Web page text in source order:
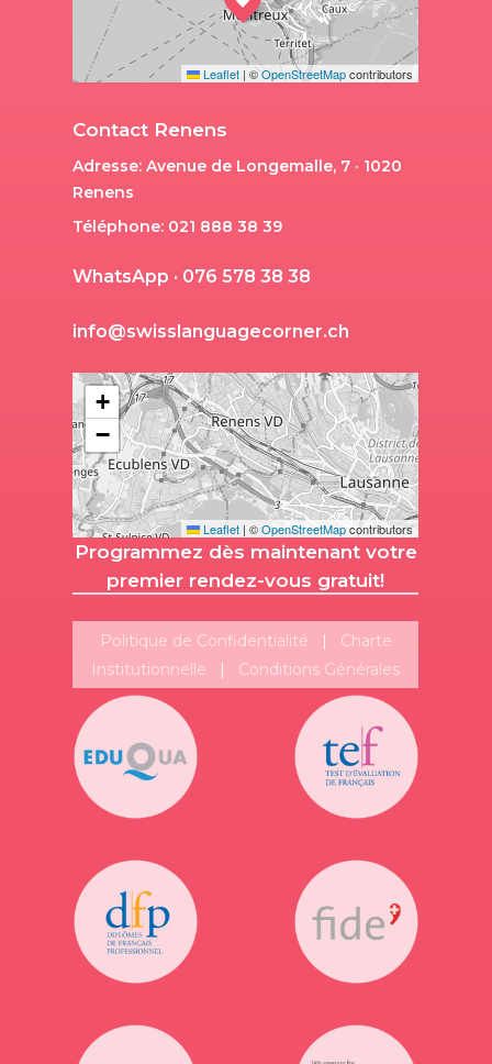
Plus de publications Suivez-nous!
Leaflet | ©OpenStreetMapcontributors
Contact Renens
Adresse: Avenue de Longemalle, 7 · 1020
Renens
Téléphone: 021 888 38 39
WhatsApp · 076 578 38 38
info@swiss anguagecorner.c h
+
−
Leaflet | ©OpenStreetMapcontributors
Programmez dès maintenant votre
premier rendez-vous gratuit!
Politique de Confidentialité | Charte
Institutionnelle | Conditions Générales